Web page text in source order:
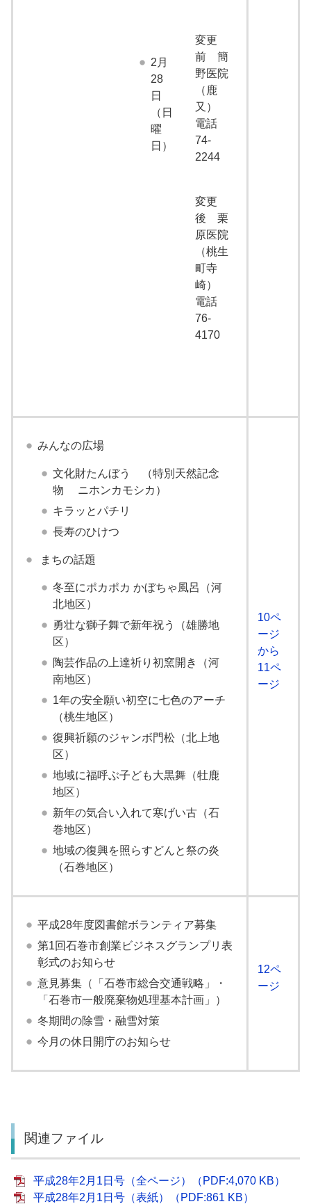
2月
28
日
（日
曜
日）
変更
前 簡
野医院
（鹿
又）
電話
74-
2244
変更
後 栗
原医院
（桃生
町寺
崎）
電話
76-
4170
みんなの広場
文化財たんぼう （特別天然記念
物 ニホンカモシカ）
キラッとパチリ
長寿のひけつ
まちの話題
冬至にポカポカ かぼちゃ風呂（河
北地区）
勇壮な獅子舞で新年祝う（雄勝地
区）
陶芸作品の上達祈り初窯開き（河
南地区）
1年の安全願い初空に七色のアーチ
（桃生地区）
復興祈願のジャンボ門松（北上地
区）
地域に福呼ぶ子ども大黒舞（牡鹿
地区）
新年の気合い入れて寒げい古（石
巻地区）
地域の復興を照らすどんと祭の炎
（石巻地区）
10ペ
ージ
から
11ペ
ージ
平成28年度図書館ボランティア募集
第1回石巻市創業ビジネスグランプリ表
彰式のお知らせ
意見募集（「石巻市総合交通戦略」・
「石巻市一般廃棄物処理基本計画」）
冬期間の除雪・融雪対策
今月の休日開庁のお知らせ
12ペ
ージ
関連ファイル
平成28年2月1日号（全ページ）（PDF:4,070 KB）
平成28年2月1日号（表紙）（PDF:861 KB）